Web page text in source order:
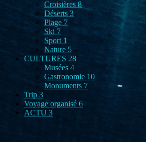
Croisières8
Déserts 3
Plage7
Ski 7
Sport 1
Nature 5
CULTURES 28
Musées 4
Gastronomie 10
Monuments 7
Trip 3
Voyage organisé 6
ACTU 3